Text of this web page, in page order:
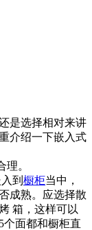
是选择相对来讲
介绍一下嵌入式
理。
到 橱柜当中，
成熟。应选择散
箱，这样可以
个面都和橱柜直